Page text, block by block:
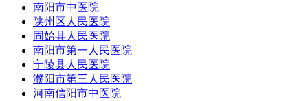
南阳市中医院
陕州区人民医院
固始县人民医院
南阳市第一人民医院
宁陵县人民医院
濮阳市第三人民医院
河南信阳市中医院